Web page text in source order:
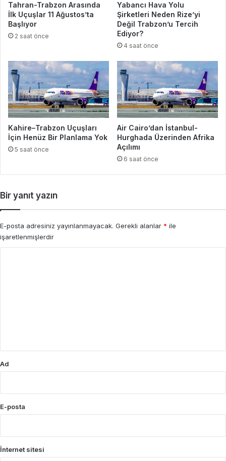
Tahran-Trabzon Arasında
İlk Uçuşlar 11 Ağustos’ta
Başlıyor
2 saat önce
Yabancı Hava Yolu
Şirketleri Neden Rize’yi
Değil Trabzon’u Tercih
Ediyor?
4 saat önce
Kahire–Trabzon Uçuşları
İçin Henüz Bir Planlama Yok
5 saat önce
Air Cairo’dan İstanbul-
Hurghada Üzerinden Afrika
Açılımı
6 saat önce
Bir yanıt yazın
E-posta adresiniz yayınlanmayacak. Gerekli alanlar * ile
işaretlenmişlerdir
Ad
E-posta
İnternet sitesi